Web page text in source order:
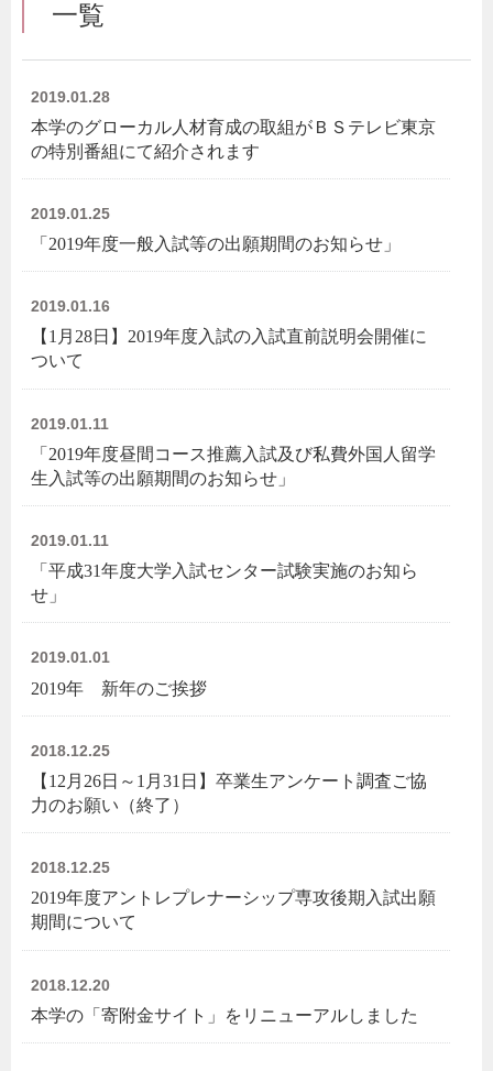
一覧
2019.01.28
本学のグローカル人材育成の取組がＢＳテレビ東京
の特別番組にて紹介されます
2019.01.25
「2019年度一般入試等の出願期間のお知らせ」
2019.01.16
【1月28日】2019年度入試の入試直前説明会開催に
ついて
2019.01.11
「2019年度昼間コース推薦入試及び私費外国人留学
生入試等の出願期間のお知らせ」
2019.01.11
「平成31年度大学入試センター試験実施のお知ら
せ」
2019.01.01
2019年 新年のご挨拶
2018.12.25
【12月26日～1月31日】卒業生アンケート調査ご協
力のお願い（終了）
2018.12.25
2019年度アントレプレナーシップ専攻後期入試出願
期間について
2018.12.20
本学の「寄附金サイト」をリニューアルしました